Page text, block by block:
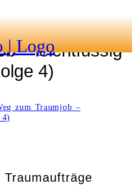
drehen – Der
– leichtfüssig
4)
zum Traumjob –